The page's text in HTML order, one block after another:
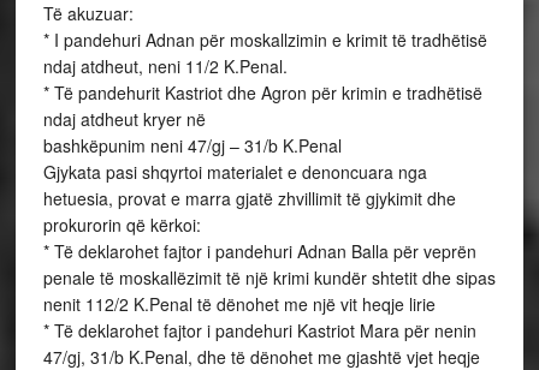
Të akuzuar:
* I pandehuri Adnan për moskallzimin e krimit të tradhëtisë
ndaj atdheut, neni 11/2 K.Penal.
* Të pandehurit Kastriot dhe Agron për krimin e tradhëtisë
ndaj atdheut kryer në
bashkëpunim neni 47/gj – 31/b K.Penal
Gjykata pasi shqyrtoi materialet e denoncuara nga
hetuesia, provat e marra gjatë zhvillimit të gjykimit dhe
prokurorin që kërkoi:
* Të deklarohet fajtor i pandehuri Adnan Balla për veprën
penale të moskallëzimit të një krimi kundër shtetit dhe sipas
nenit 112/2 K.Penal të dënohet me një vit heqje lirie
* Të deklarohet fajtor i pandehuri Kastriot Mara për nenin
47/gj, 31/b K.Penal, dhe të dënohet me gjashtë vjet heqje